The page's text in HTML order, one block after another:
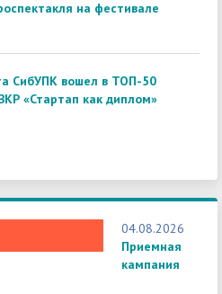
на фестивале
СибУПК вошел в ТОП-50
«Стартап как диплом»
04.08.2026
Приемная
кампания